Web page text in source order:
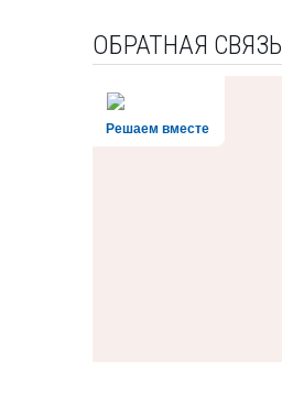
ОБРАТНАЯ СВЯЗЬ
Решаем вместе